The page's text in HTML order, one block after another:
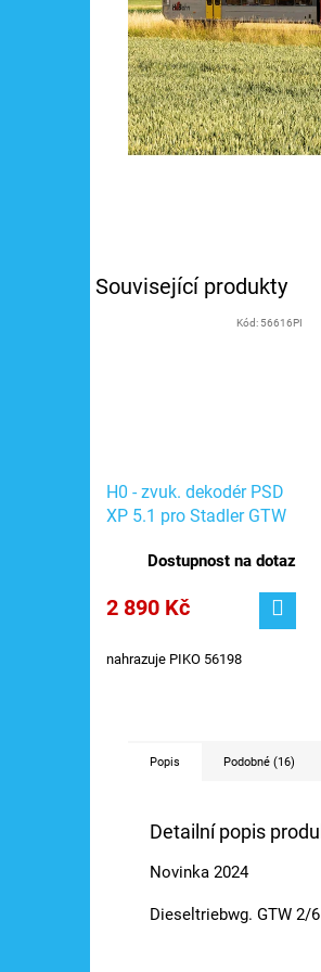
Související produkty
H0 - zvuk. dekodér PSD
XP 5.1 pro Stadler GTW
repro / PIKO 56616
Dostupnost na dotaz
2 890 Kč
nahrazuje PIKO 56198
Kód: 56616PI
Popis Podobné (16)
Detailní popis
Novinka 2024
Dieseltriebwg. GTW 2/